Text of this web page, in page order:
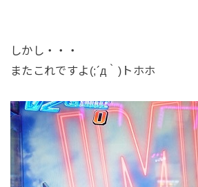
しかし・・・
またこれですよ(;´д｀)トホホ